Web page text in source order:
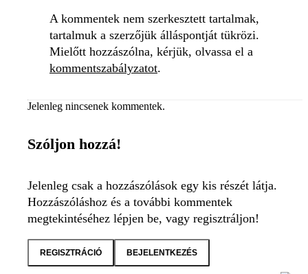
A kommentek nem szerkesztett tartalmak,
tartalmuk a szerzőjük álláspontját tükrözi.
Mielőtt hozzászólna, kérjük, olvassa el a
kommentszabályzatot.
Jelenleg nincsenek kommentek.
Szóljon hozzá!
Jelenleg csak a hozzászólások egy kis részét látja.
Hozzászóláshoz és a további kommentek
megtekintéséhez lépjen be, vagy regisztráljon!
REGISZTRÁCIÓ BEJELENTKEZÉS